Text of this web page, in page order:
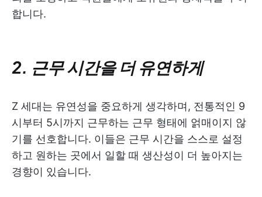
합니다.
2. 근무 시간을 더 유연하게
Z 세대는 유연성을 중요하게 생각하며, 전통적인 9
시부터 5시까지 근무하는 근무 형태에 얽매이지 않
기를 선호합니다. 이들은 근무 시간을 스스로 설정
하고 원하는 곳에서 일할 때 생산성이 더 높아지는
경향이 있습니다.